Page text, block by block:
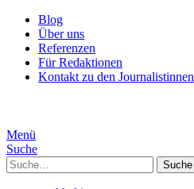
Blog
Über uns
Referenzen
Für Redaktionen
Kontakt zu den Journalistinnen
Menü
Suche
Suche